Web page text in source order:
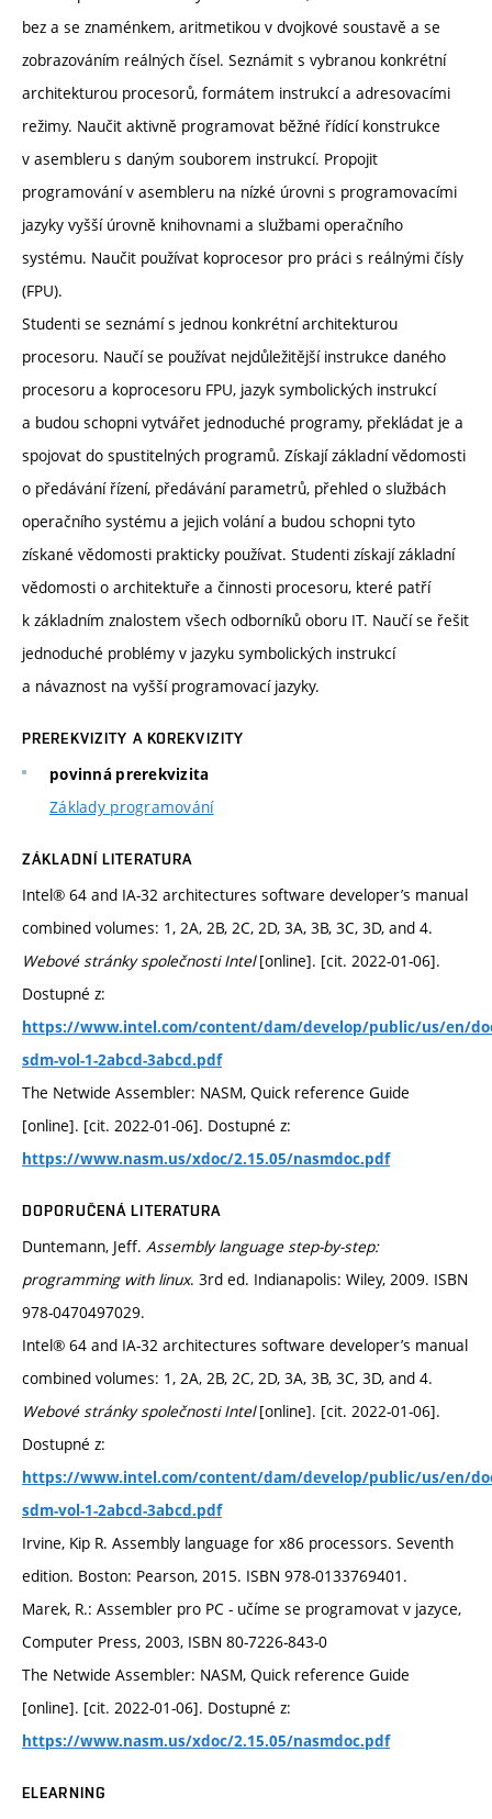
bez a se znaménkem, aritmetikou v dvojkové soustavě a se
zobrazováním reálných čísel. Seznámit s vybranou konkrétní
architekturou procesorů, formátem instrukcí a adresovacími
režimy. Naučit aktivně programovat běžné řídící konstrukce
v asembleru s daným souborem instrukcí. Propojit
programování v asembleru na nízké úrovni s programovacími
jazyky vyšší úrovně knihovnami a službami operačního
systému. Naučit používat koprocesor pro práci s reálnými čísly
(FPU).
Studenti se seznámí s jednou konkrétní architekturou
procesoru. Naučí se používat nejdůležitější instrukce daného
procesoru a koprocesoru FPU, jazyk symbolických instrukcí
a budou schopni vytvářet jednoduché programy, překládat je a
spojovat do spustitelných programů. Získají základní vědomosti
o předávání řízení, předávání parametrů, přehled o službách
operačního systému a jejich volání a budou schopni tyto
získané vědomosti prakticky používat. Studenti získají základní
vědomosti o architektuře a činnosti procesoru, které patří
k základním znalostem všech odborníků oboru IT. Naučí se řešit
jednoduché problémy v jazyku symbolických instrukcí
a návaznost na vyšší programovací jazyky.
PREREKVIZITY A KOREKVIZITY
povinná prerekvizita
Základy programování
ZÁKLADNÍ LITERATURA
Intel® 64 and IA-32 architectures software developer’s manual
combined volumes: 1, 2A, 2B, 2C, 2D, 3A, 3B, 3C, 3D, and 4.
Webové stránky společnosti Intel[online]. [cit. 2022-01-06].
Dostupné z:
https://www.intel.com/content/dam/develop/public/us/en/
sdm-vol-1-2abcd-3abcd.pdf
The Netwide Assembler: NASM, Quick reference Guide
[online]. [cit. 2022-01-06]. Dostupné z:
https://www.nasm.us/xdoc/2.15.05/nasmdoc.pdf
DOPORUČENÁ LITERATURA
Duntemann, Jeff. Assembly language step-by-step:
programming with linux. 3rd ed. Indianapolis: Wiley, 2009. ISBN
978-0470497029.
Intel® 64 and IA-32 architectures software developer’s manual
combined volumes: 1, 2A, 2B, 2C, 2D, 3A, 3B, 3C, 3D, and 4.
Webové stránky společnosti Intel[online]. [cit. 2022-01-06].
Dostupné z:
https://www.intel.com/content/dam/develop/public/us/en/
sdm-vol-1-2abcd-3abcd.pdf
Irvine, Kip R. Assembly language for x86 processors. Seventh
edition. Boston: Pearson, 2015. ISBN 978-0133769401.
Marek, R.: Assembler pro PC - učíme se programovat v jazyce,
Computer Press, 2003, ISBN 80-7226-843-0
The Netwide Assembler: NASM, Quick reference Guide
[online]. [cit. 2022-01-06]. Dostupné z:
https://www.nasm.us/xdoc/2.15.05/nasmdoc.pdf
ELEARNING